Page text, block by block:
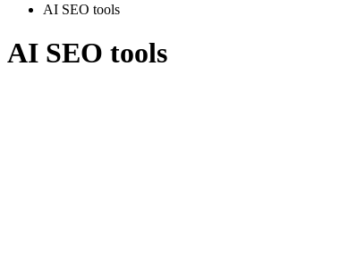
AI SEO tools
AI SEO tools